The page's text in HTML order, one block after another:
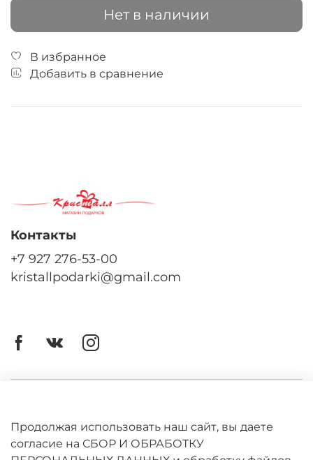
Нет в наличии
В избранное
Добавить в сравнение
Оферта
Политика конфиденциальности
Контакты
+7 927 276-53-00
kristallpodarki@gmail.com
Продолжая использовать наш сайт, вы даете
согласие на СБОР И ОБРАБОТКУ